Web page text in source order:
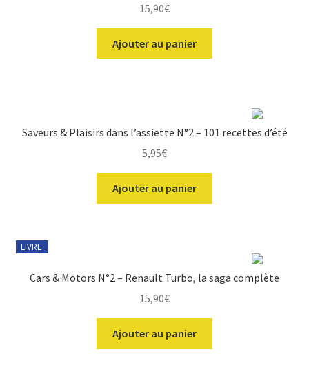
15,90€
Ajouter au panier
Saveurs & Plaisirs dans l’assiette N°2 – 101 recettes d’été
5,95€
Ajouter au panier
LIVRE
Cars & Motors N°2 – Renault Turbo, la saga complète
15,90€
Ajouter au panier